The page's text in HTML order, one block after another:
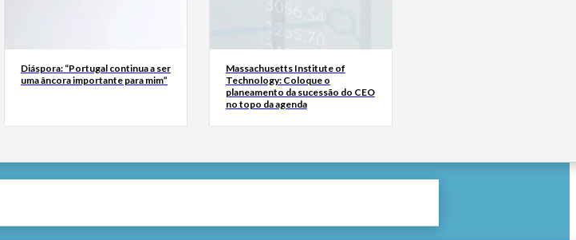
Diáspora: “Portugal continua a ser
uma âncora importante para mim”
Massachusetts Institute of
Technology: Coloque o
planeamento da sucessão do CEO
no topo da agenda